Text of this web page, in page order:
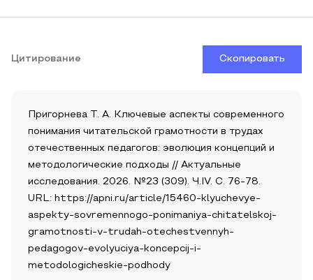
Цитирование Скопировать
Пригорнева Т. А. Ключевые аспекты современного
понимания читательской грамотности в трудах
отечественных педагогов: эволюция концепций и
методологические подходы // Актуальные
исследования. 2026. №23 (309). Ч.IV. С. 76-78.
URL: https://apni.ru/article/15460-klyuchevye-
aspekty-sovremennogo-ponimaniya-chitatelskoj-
gramotnosti-v-trudah-otechestvennyh-
pedagogov-evolyuciya-koncepcij-i-
metodologicheskie-podhody